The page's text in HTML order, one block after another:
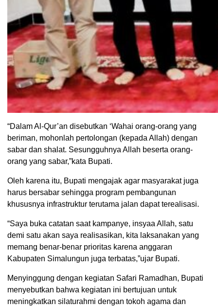
“Dalam Al-Qur’an disebutkan ‘Wahai orang-orang yang
beriman, mohonlah pertolongan (kepada Allah) dengan
sabar dan shalat. Sesungguhnya Allah beserta orang-
orang yang sabar,”kata Bupati.
Oleh karena itu, Bupati mengajak agar masyarakat juga
harus bersabar sehingga program pembangunan
khususnya infrastruktur terutama jalan dapat terealisasi.
“Saya buka catatan saat kampanye, insyaa Allah, satu
demi satu akan saya realisasikan, kita laksanakan yang
memang benar-benar prioritas karena anggaran
Kabupaten Simalungun juga terbatas,”ujar Bupati.
Menyinggung dengan kegiatan Safari Ramadhan, Bupati
menyebutkan bahwa kegiatan ini bertujuan untuk
meningkatkan silaturahmi dengan tokoh agama dan